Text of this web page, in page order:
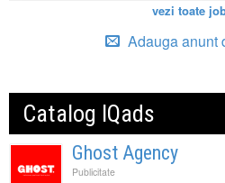
vezi toate
Adauga anunt
Catalog IQads
Ghost Agency
Publicitate